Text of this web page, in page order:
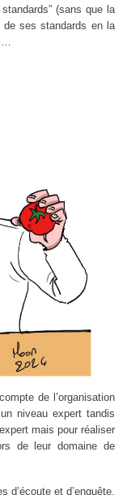
(sans que la
de ses standards en la
de l’organisation
niveau expert tandis
mais pour réaliser
de leur domaine de
d’écoute et d’enquête,